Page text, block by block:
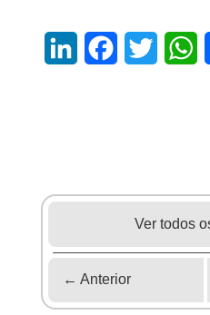
LinkedInFacebook
Twitter
Ver todos
← Anterior